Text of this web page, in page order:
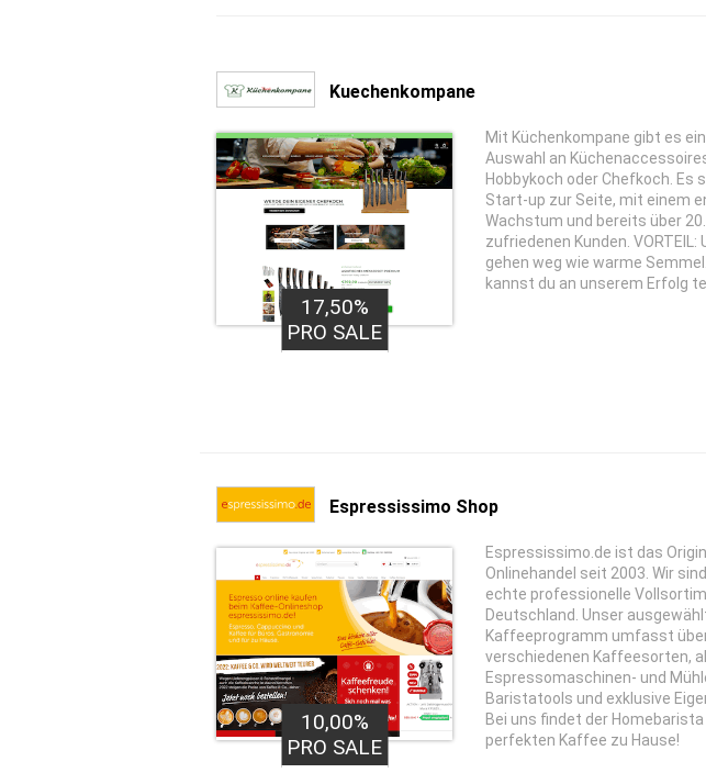
Kuechenkompane
17,50%
PRO SALE
Mit Küchenkompane gibt es
Auswahl an
Hobbykoch oder Chefkoch. Es
Start-up zur Seite, mit einem
Wachstum und bereits über
zufriedenen Kunden. VORTEIL:
gehen weg wie warme
kannst du an unserem Erfolg
Espressissimo Shop
10,00%
PRO SALE
Espressissimo.de ist das
Onlinehandel seit 2003. Wir
echte professionelle
Deutschland. Unser
Kaffeeprogramm umfasst
verschiedenen Kaffeesorten,
Espressomaschinen- und
Baristatools und exklusive
Bei uns findet der
perfekten Kaffee zu Hause!